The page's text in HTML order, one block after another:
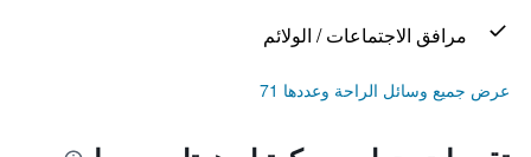
مرافق الاجتماعات / الولائم
عرض جميع وسائل الراحة وعددها 71